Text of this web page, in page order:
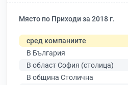
Място по Приходи за 2018 г.
сред компаниите
В България
В област София (столица)
В община Столична